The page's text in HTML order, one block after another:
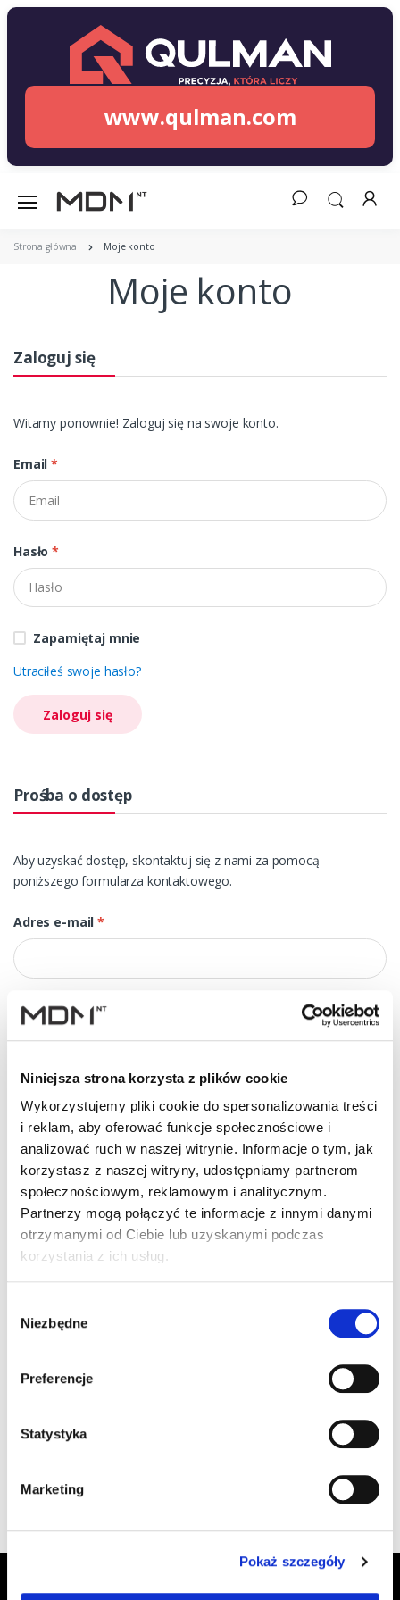
Niniejsza strona korzysta z plików cookie
Wykorzystujemy pliki cookie do spersonalizowania treści
i reklam, aby oferować funkcje społecznościowe i
analizować ruch w naszej witrynie. Informacje o tym, jak
korzystasz z naszej witryny, udostępniamy partnerom
społecznościowym, reklamowym i analitycznym.
Partnerzy mogą połączyć te informacje z innymi danymi
otrzymanymi od Ciebie lub uzyskanymi podczas
korzystania z ich usług.
zgody
Niezbędne
Preferencje
Statystyka
Marketing
Pokaż szczegóły
www.qulman.com
Strona główna Moje konto
Moje konto
Zaloguj się
Witamy ponownie! Zaloguj się na swoje konto.
Email*
Hasło*
Zapamiętaj mnie
Utraciłeś swoje hasło?
Zaloguj się
Prośba o dostęp
Aby uzyskać dostęp, skontaktuj się z nami za pomocą
poniższego formularza kontaktowego.
Adres e-mail*
Numer telefonu
Wiadomość*
Możliwość monitorowania zamówień